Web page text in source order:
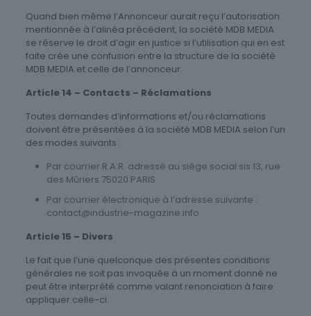
Quand bien même l’Annonceur aurait reçu l’autorisation
mentionnée à l’alinéa précédent, la société MDB MEDIA
se réserve le droit d’agir en justice si l’utilisation qui en est
faite crée une confusion entre la structure de la société
MDB MEDIA et celle de l’annonceur.
Article 14 – Contacts – Réclamations
Toutes demandes d’informations et/ou réclamations
doivent être présentées à la société MDB MEDIA selon l’un
des modes suivants :
Par courrier R.A.R. adressé au siège social sis 13, rue
des Mûriers 75020 PARIS
Par courrier électronique à l’adresse suivante :
contact@industrie-magazine.info
Article 15 – Divers
Le fait que l’une quelconque des présentes conditions
générales ne soit pas invoquée à un moment donné ne
peut être interprété comme valant renonciation à faire
appliquer celle-ci.